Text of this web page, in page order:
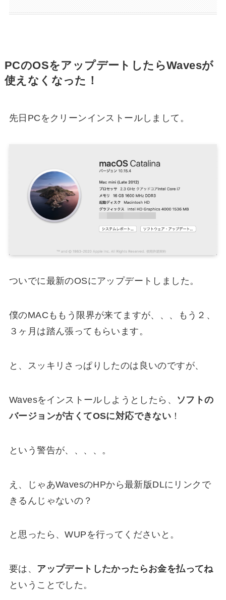
PCのOSをアップデートしたらWavesが
使えなくなった！
先日PCをクリーンインストールしまして。
ついでに最新のOSにアップデートしました。
僕のMACももう限界が来てますが、、、もう２、
３ヶ月は踏ん張ってもらいます。
と、スッキリさっぱりしたのは良いのですが、
Wavesをインストールしようとしたら、
ソフトの
バージョンが古くてOSに対応できない ！
という警告が、、、、。
え、じゃあWavesのHPから最新版DLにリンクで
きるんじゃないの？
と思ったら、WUPを行ってくださいと。
要は、 アップデートしたかったらお金を払ってね
ということでした。